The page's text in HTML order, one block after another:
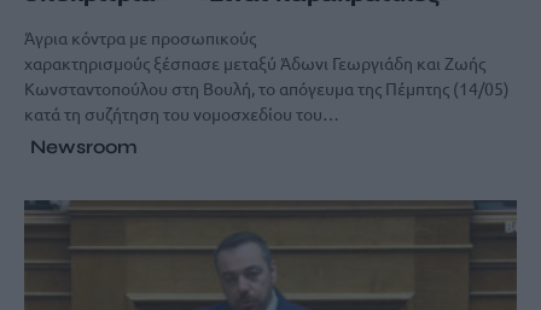
Άγρια κόντρα με προσωπικούς
χαρακτηρισμούς ξέσπασε μεταξύ Άδωνι Γεωργιάδη και Ζωής
Κωνσταντοπούλου στη Βουλή, το απόγευμα της Πέμπτης (14/05)
κατά τη συζήτηση του νομοσχεδίου του…
Newsroom